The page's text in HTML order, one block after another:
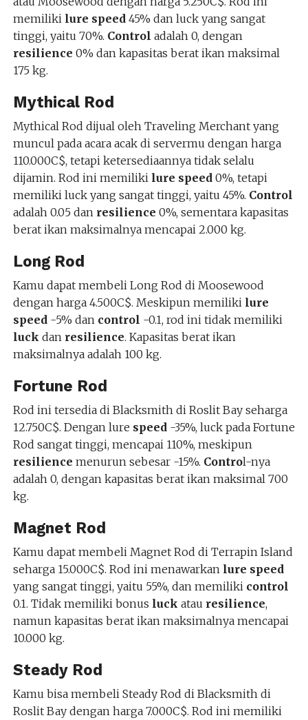
memiliki lure speed 45% dan luck yang sangat
tinggi, yaitu 70%. Control adalah 0, dengan
resilience 0% dan kapasitas berat ikan maksimal
175 kg.
Mythical Rod
Mythical Rod dijual oleh Traveling Merchant yang
muncul pada acara acak di servermu dengan harga
110.000C$, tetapi ketersediaannya tidak selalu
dijamin. Rod ini memiliki lure speed 0%, tetapi
memiliki luck yang sangat tinggi, yaitu 45%. Control
adalah 0.05 dan resilience 0%, sementara kapasitas
berat ikan maksimalnya mencapai 2.000 kg.
Long Rod
Kamu dapat membeli Long Rod di Moosewood
dengan harga 4.500C$. Meskipun memiliki lure
speed -5% dan control -0.1, rod ini tidak memiliki
luck dan resilience. Kapasitas berat ikan
maksimalnya adalah 100 kg.
Fortune Rod
Rod ini tersedia di Blacksmith di Roslit Bay seharga
12.750C$. Dengan lure speed -35%, luck pada Fortune
Rod sangat tinggi, mencapai 110%, meskipun
resilience menurun sebesar -15%. Control-nya
adalah 0, dengan kapasitas berat ikan maksimal 700
kg.
Magnet Rod
Kamu dapat membeli Magnet Rod di Terrapin Island
seharga 15.000C$. Rod ini menawarkan lure speed
yang sangat tinggi, yaitu 55%, dan memiliki control
0.1. Tidak memiliki bonus luck atau resilience,
namun kapasitas berat ikan maksimalnya mencapai
10.000 kg.
Steady Rod
Kamu bisa membeli Steady Rod di Blacksmith di
Roslit Bay dengan harga 7.000C$. Rod ini memiliki